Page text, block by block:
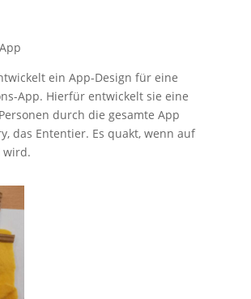
ein App-Design für eine
App. Hierfür entwickelt sie eine
durch die gesamte App
das Ententier. Es quakt, wenn auf
wird.